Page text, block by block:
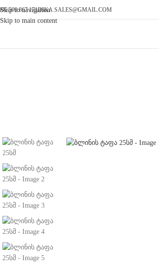
Skip to navigation
Skip to main content
599 867 171DIKA.SALES@GMAIL.COM